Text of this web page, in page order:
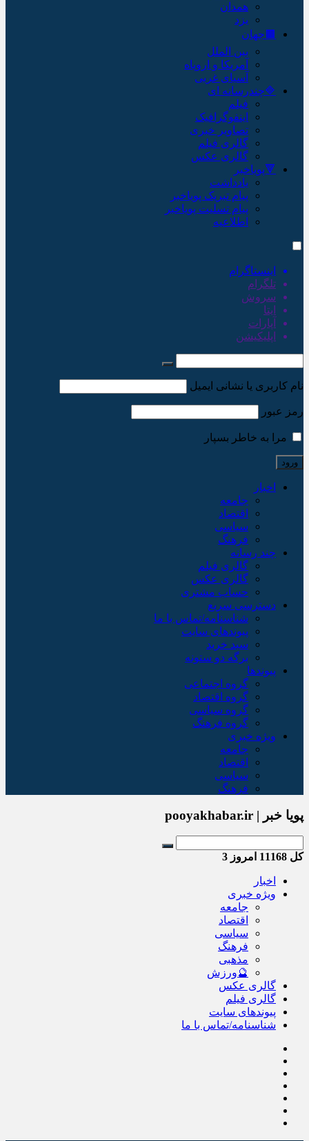
همدان
یزد
🟫جهان
بین الملل
آمریکا و اروپاه
آسیای غربی
🔷چندرسانه ای
فیلم
اینفوگرافیک
تصاویر خبری
گالری فیلم
گالری عکس
🔻پویاخبر
یادداشت
پیام تبریک پویاخبر
پیام تسلیت پویاخبر
اطلاعیه
اینستاگرام
تلگرام
سروش
ایتا
آپارات
اپلیکیشن
نام کاربری یا نشانی ایمیل
رمز عبور
مرا به خاطر بسپار
اخبار
جامعه
اقتصاد
سیاسی
فرهنگ
چند رسانه
گالری فیلم
گالری عکس
حساب مشتری
دسترسی سریع
شناسنامه/تماس با ما
پیوندهای سایت
سبد خريد
برگه دو ستونه
پیوندها
گروه اجتماعی
گروه اقتصاد
گروه سیاسی
گروه فرهنگ
ویژه خبری
جامعه
اقتصاد
سیاسی
فرهنگ
پویا خبر | pooyakhabar.ir
کل امروز 3
اخبار
ویژه خبری
جامعه
اقتصاد
سیاسی
فرهنگ
مذهبی
🔮ورزش
گالری عکس
گالری فیلم
پیوندهای سایت
شناسنامه/تماس با ما